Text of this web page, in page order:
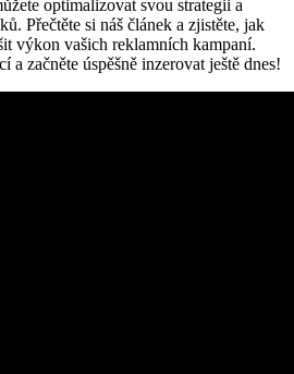
optimalizovat svou strategii a
Přečtěte si náš článek a zjistěte, jak
výkon vašich reklamních kampaní.
začněte úspěšně inzerovat ještě dnes!